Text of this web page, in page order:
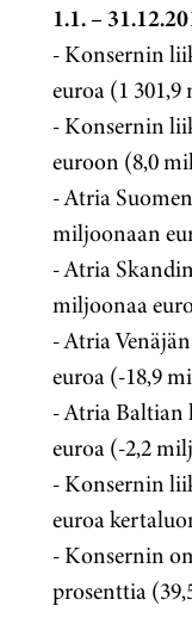
1.1. –
- Konsernin
euroa (1
- Konsernin
euroon (8,0
- Atria
miljoonaan
- Atria
miljoonaa
- Atria
euroa (-18,9
- Atria Baltian
euroa (-2,2
- Konsernin
euroa
- Konsernin
prosenttia